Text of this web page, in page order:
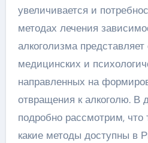
увеличивается и
методах лечения
алкоголизма
медицинских и
направленных на
отвращения к алкоголю. В
подробно рассмотрим, что
какие методы доступны в